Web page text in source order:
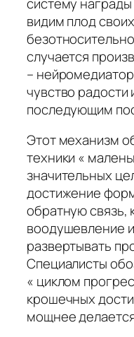
видим плод
случается
–
чувство
последующим
Этот механизм
техники «
значительных
достижение
обратную связь,
воодушевление
развертывать
Специалисты
« циклом
крошечных
мощнее